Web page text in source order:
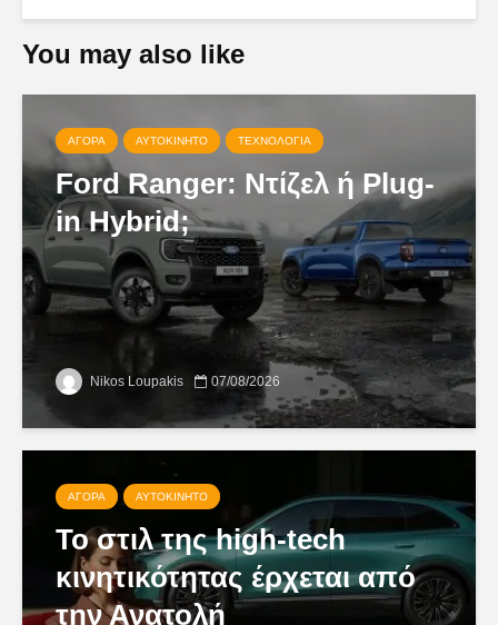
You may also like
ΑΓΟΡΆ ΑΥΤΟΚΊΝΗΤΟ ΤΕΧΝΟΛΟΓΊΑ
Ford Ranger: Ντίζελ ή Plug-
in Hybrid;
Nikos Loupakis 07/08/2026
ΑΓΟΡΆ ΑΥΤΟΚΊΝΗΤΟ
Το στιλ της high-tech
κινητικότητας έρχεται από
την Ανατολή